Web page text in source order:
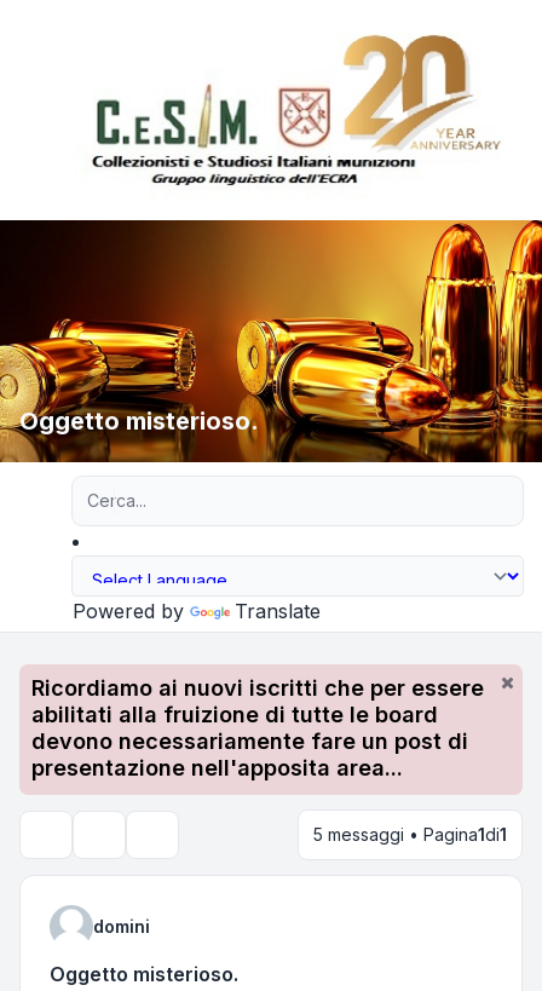
Oggetto misterioso.
Powered by Translate
Ricordiamo ai nuovi iscritti che per essere
abilitati alla fruizione di tutte le board
devono necessariamente fare un post di
presentazione nell'apposita area...
5 messaggi • Pagina1di1
domini
Oggetto misterioso.